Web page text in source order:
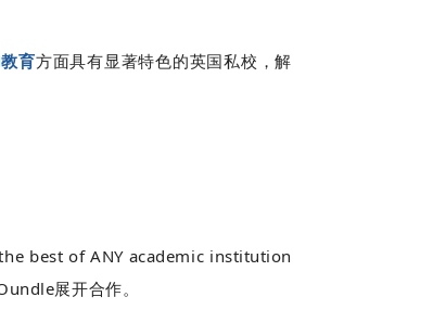
育方面具有显著特色的英国私校，解
best of ANY academic institution
展开合作。